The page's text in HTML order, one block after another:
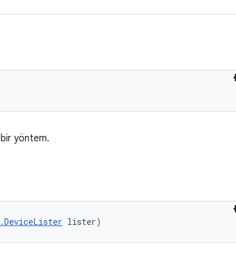
yöntem.
lister)